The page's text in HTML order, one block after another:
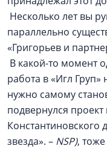
Несколько лет вы
параллельно
«Григорьев и
В какой-то момент
работа в «Игл
нужно самому
подвернулся проект
Константиновского
звезда». – NSP),